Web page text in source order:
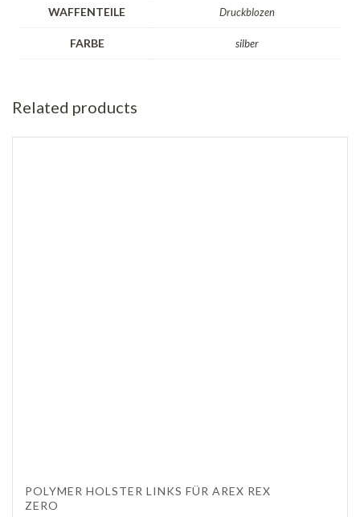
WAFFENTEILE Druckblozen
FARBE silber
Related products
POLYMER HOLSTER LINKS FÜR AREX REX
ZERO